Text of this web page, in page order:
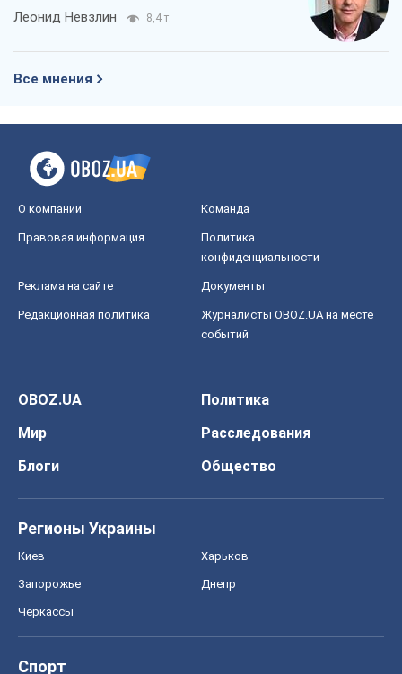
Леонид Невзлин 8,4 т.
Все мнения
О компании Команда
Правовая информация
Политика
конфиденциальности
Реклама на сайте Документы
Редакционная политика
Журналисты OBOZ.UA на месте
событий
OBOZ.UA
Политика
Мир
Расследования
Блоги
Общество
Регионы Украины
Киев Харьков
Запорожье Днепр
Черкассы
Спорт